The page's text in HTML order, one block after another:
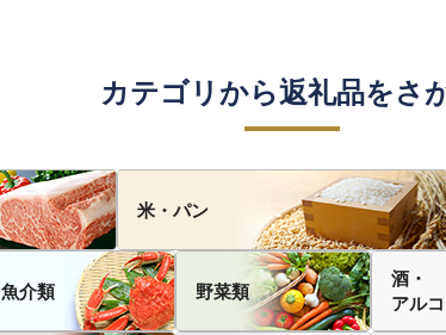
カテゴリから返礼品をさ
米・パン
魚介類 野菜類
酒・
アル